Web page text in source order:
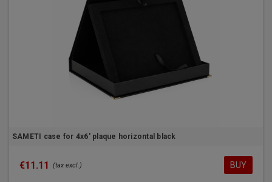
SAMETI case for 4x6' plaque horizontal black
€11.11 (tax excl.) BUY